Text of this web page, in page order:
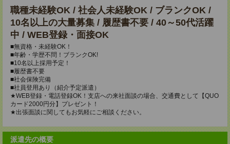
職種未経験OK / 社会人未経験OK / ブランクOK /
10名以上の大量募集 / 履歴書不要 / 40～50代活躍
中 / WEB登録・面接OK
■無資格・未経験OK！
■年齢・学歴不問！ブランクOK!
■10名以上採用予定！
■履歴書不要
■社会保険完備
■社員登用あり（紹介予定派遣）
★WEB登録・電話登録OK！支店への来社面談の場合、交通費として【QUO
カード2000円分】プレゼント！
★出張面談に関してもお気軽にご相談ください。
派遣先の概要